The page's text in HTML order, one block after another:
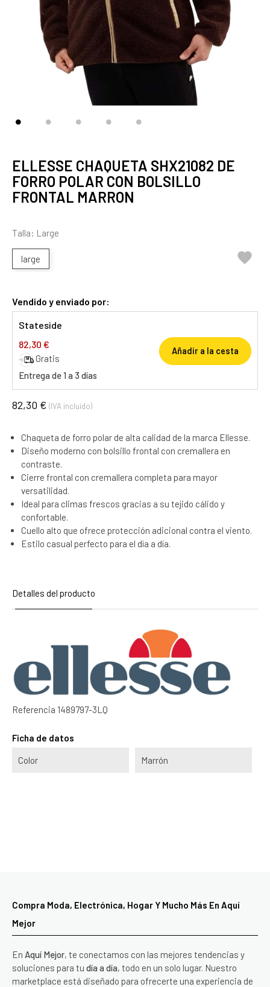
ELLESSE CHAQUETA SHX21082 DE
FORRO POLAR CON BOLSILLO
FRONTAL MARRON
Talla: Large
large 
Vendido y enviado por:
Stateside
82,30 €
Gratis
Entrega de 1 a 3 días
Añadir a la cesta
82,30 € (IVA incluido)
Chaqueta de forro polar de alta calidad de la marca Ellesse.
Diseño moderno con bolsillo frontal con cremallera en
contraste.
Cierre frontal con cremallera completa para mayor
versatilidad.
Ideal para climas frescos gracias a su tejido cálido y
confortable.
Cuello alto que ofrece protección adicional contra el viento.
Estilo casual perfecto para el día a día.
Detalles del producto
Referencia 1489797-3LQ
Ficha de datos
Color Marrón
Compra Moda, Electrónica, Hogar Y Mucho Más En Aquí
Mejor
En Aquí Mejor, te conectamos con las mejores tendencias y
soluciones para tu día a día, todo en un solo lugar. Nuestro
marketplace está diseñado para ofrecerte una experiencia de